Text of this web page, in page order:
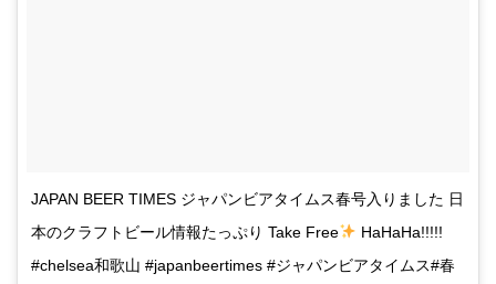
JAPAN BEER TIMES ジャパンビアタイムス春号入りました 日
本のクラフトビール情報たっぷり Take Free
HaHaHa!!!!!
#chelsea和歌山 #japanbeertimes #ジャパンビアタイムス#春